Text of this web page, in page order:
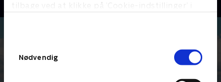
tilbage ved at klikke på ’Cookie-indstillinger’ i
Nødvendig